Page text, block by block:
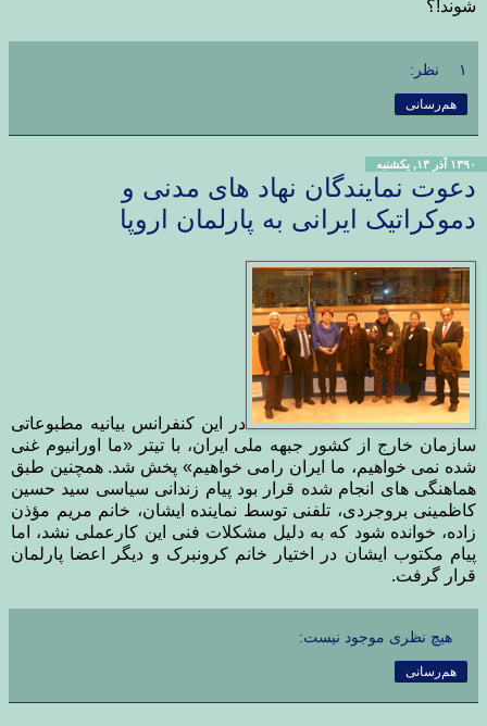
شوند!؟
۱ نظر:
هم‌رسانی
۱۳۹۰ آذر ۱۳, یکشنبه
دعوت نمایندگان نهاد های مدنی و
دموکراتیک ایرانی به پارلمان اروپا
در این کنفرانس بیانیه مطبوعاتی
سازمان خارج از کشور جبهه ملی ایران، با تیتر «ما اورانیوم غنی
شده نمی خواهیم، ما ایران رامی خواهیم» پخش شد. همچنین طبق
هماهنگی های انجام شده قرار بود پیام زندانی سیاسی سید حسین
کاظمینی بروجردی، تلفنی توسط نماینده ایشان، خانم مریم مؤذن
زاده، خوانده شود که به دلیل مشکلات فنی این کارعملی نشد، اما
پیام مکتوب ایشان در اختیار خانم کرونبرک و دیگر اعضا پارلمان
قرار گرفت.
هیچ نظری موجود نیست:
هم‌رسانی